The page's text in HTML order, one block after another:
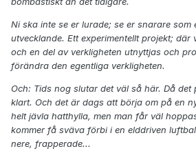
Ni ska inte se er lurade; se er snarare som
utvecklande. Ett experimentellt projekt; där
och en del av verkligheten utnyttjas och
förändra den egentliga verkligheten.
Och: Tids nog slutar det väl så här. Då
klart. Och det är dags att börja om på en
helt jävla hatthylla, men man får väl
kommer få sväva förbi i en elddriven
nere, frapperade...